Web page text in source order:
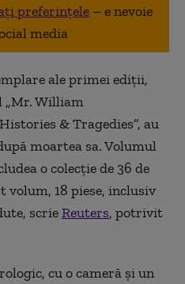
preferințele – e nevoie
media
ale primei ediţii,
William
& Tragedies”, au
moartea sa. Volumul
o colecţie de 36 de
volum, 18 piese, inclusiv
scrieReuters, potrivit
cu o cameră şi un